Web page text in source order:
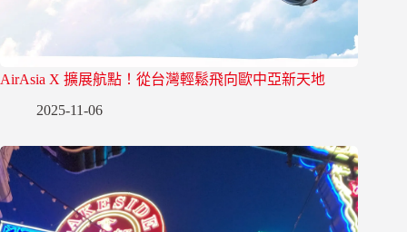
AirAsia X 擴展航點！從台灣輕鬆飛向歐中亞新天地
2025-11-06